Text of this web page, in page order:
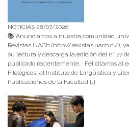
NOTICIAS 28/07/2026
📚 Anunciamos a nuestra comunidad
Revistas UACh (http://revistas.uach.cl/),
su lectura y descarga la edición del n° 77
publicado recientemente. Felicitamos al
Filológicos, al Instituto de Lingüística y
Publicaciones de la Facultad […]